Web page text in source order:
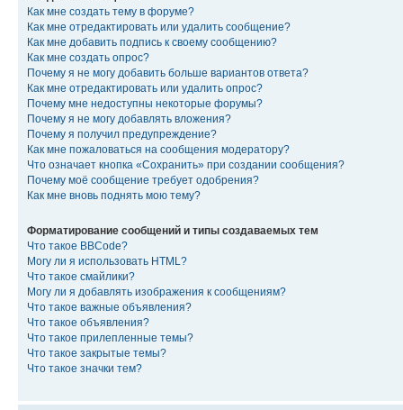
Как мне создать тему в форуме?
Как мне отредактировать или удалить сообщение?
Как мне добавить подпись к своему сообщению?
Как мне создать опрос?
Почему я не могу добавить больше вариантов ответа?
Как мне отредактировать или удалить опрос?
Почему мне недоступны некоторые форумы?
Почему я не могу добавлять вложения?
Почему я получил предупреждение?
Как мне пожаловаться на сообщения модератору?
Что означает кнопка «Сохранить» при создании сообщения?
Почему моё сообщение требует одобрения?
Как мне вновь поднять мою тему?
Форматирование сообщений и типы создаваемых тем
Что такое BBCode?
Могу ли я использовать HTML?
Что такое смайлики?
Могу ли я добавлять изображения к сообщениям?
Что такое важные объявления?
Что такое объявления?
Что такое прилепленные темы?
Что такое закрытые темы?
Что такое значки тем?